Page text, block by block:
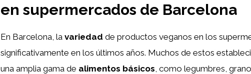
en supermercados de Barcelona
En Barcelona, la variedad de productos veganos en los
significativamente en los últimos años. Muchos de estos
una amplia gama de alimentos básicos, como legumbres,